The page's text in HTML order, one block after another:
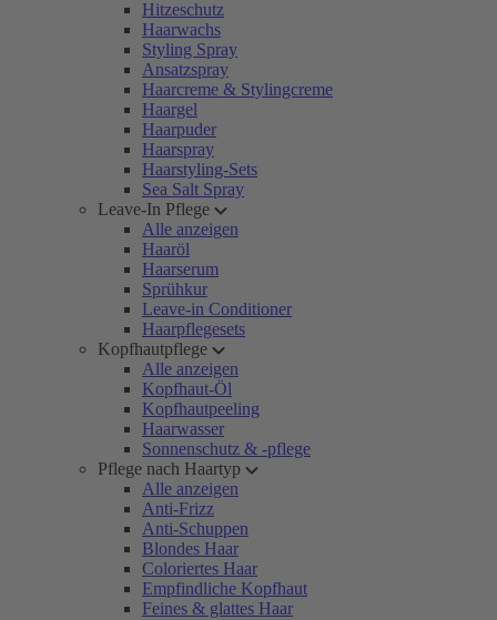
Hitzeschutz
Haarwachs
Styling Spray
Ansatzspray
Haarcreme & Stylingcreme
Haargel
Haarpuder
Haarspray
Haarstyling-Sets
Sea Salt Spray
Leave-In Pflege
Alle anzeigen
Haaröl
Haarserum
Sprühkur
Leave-in Conditioner
Haarpflegesets
Kopfhautpflege
Alle anzeigen
Kopfhaut-Öl
Kopfhautpeeling
Haarwasser
Sonnenschutz & -pflege
Pflege nach Haartyp
Alle anzeigen
Anti-Frizz
Anti-Schuppen
Blondes Haar
Coloriertes Haar
Empfindliche Kopfhaut
Feines & glattes Haar